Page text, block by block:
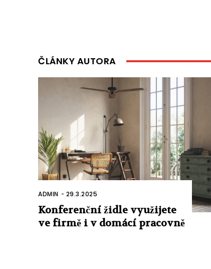
ČLÁNKY AUTORA
ADMIN - 29.3.2025
Konferenční židle využijete
ve firmě i v domácí pracovně